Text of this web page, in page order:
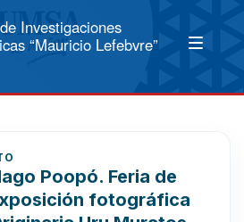
Investigaciones
“Mauricio Lefebvre”
Poopó. Feria de
fotográfica